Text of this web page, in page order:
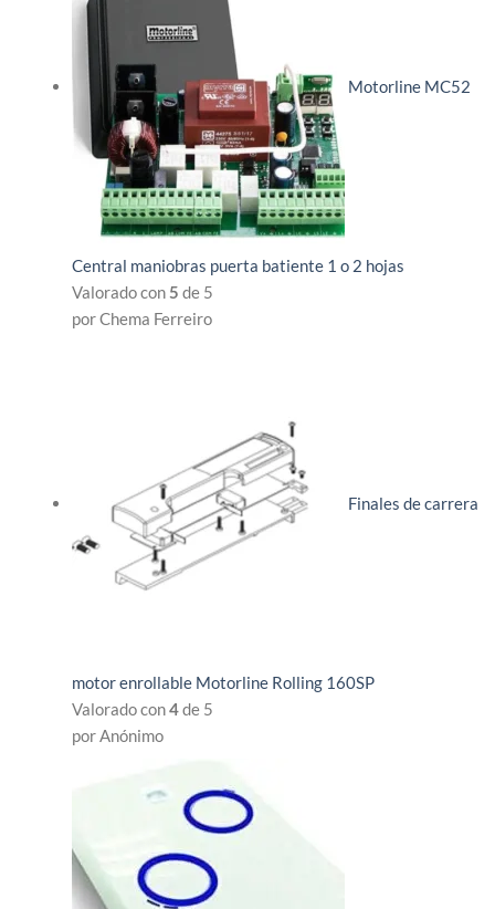
Motorline MC52
Central maniobras puerta batiente 1 o 2 hojas
Valorado con5 de 5
por Chema Ferreiro
Finales de carrera
motor enrollable Motorline Rolling 160SP
Valorado con4de 5
por Anónimo